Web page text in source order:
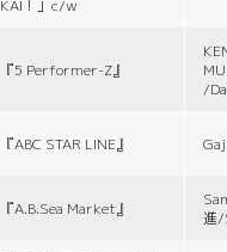
KAI！」c/w
『5 Performer-Z』
/
『ABC STAR LINE』
『A.B.Sea Market』
進/